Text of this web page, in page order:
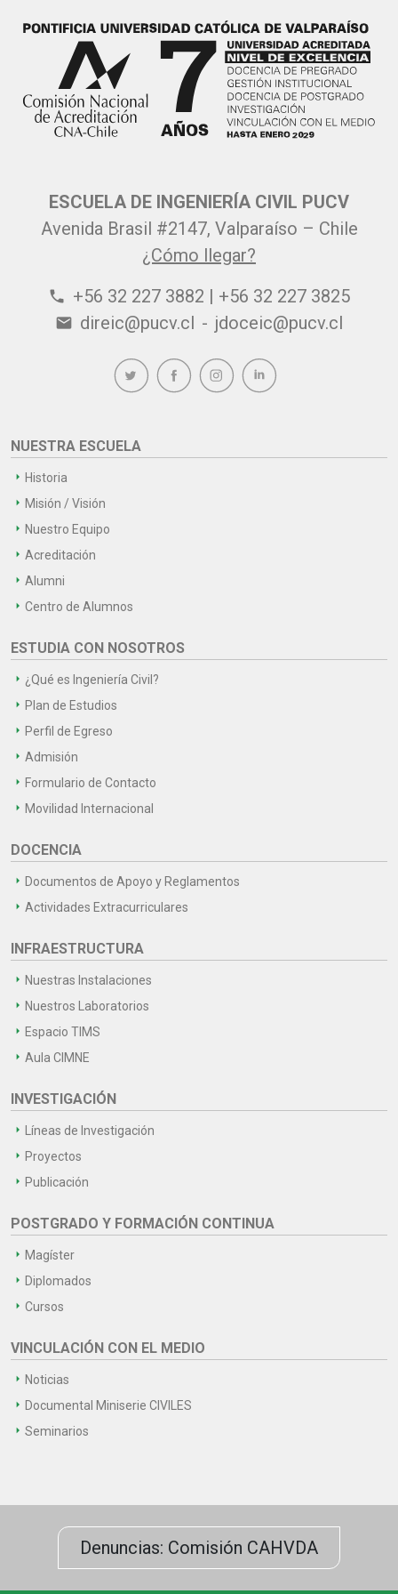
ESCUELA DE INGENIERÍA CIVIL PUCV
Avenida Brasil #2147, Valparaíso – Chile
¿Cómo llegar?
phone +56 32 227 3882 | +56 32 227 3825
email direic@pucv.cl - jdoceic@pucv.cl
NUESTRA ESCUELA
Historia
Misión / Visión
Nuestro Equipo
Acreditación
Alumni
Centro de Alumnos
ESTUDIA CON NOSOTROS
¿Qué es Ingeniería Civil?
Plan de Estudios
Perfil de Egreso
Admisión
Formulario de Contacto
Movilidad Internacional
DOCENCIA
Documentos de Apoyo y Reglamentos
Actividades Extracurriculares
INFRAESTRUCTURA
Nuestras Instalaciones
Nuestros Laboratorios
Espacio TIMS
Aula CIMNE
INVESTIGACIÓN
Líneas de Investigación
Proyectos
Publicación
POSTGRADO Y FORMACIÓN CONTINUA
Magíster
Diplomados
Cursos
VINCULACIÓN CON EL MEDIO
Noticias
Documental Miniserie CIVILES
Seminarios
Denuncias: Comisión CAHVDA